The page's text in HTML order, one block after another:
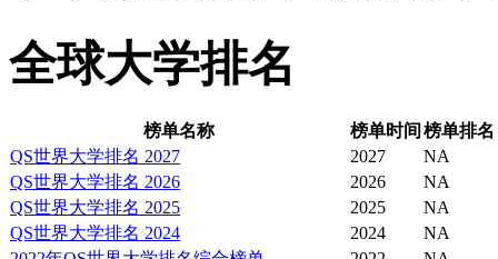
大学学院起着关键的作
的角色。无论遇到什么
全方位的援助网络，学
全球大学排名
榜单名称 榜单时间 榜单排名
QS世界大学排名 2027
2027
NA
QS世界大学排名 2026
2026
NA
QS世界大学排名 2025
2025
NA
QS世界大学排名 2024
2024
NA